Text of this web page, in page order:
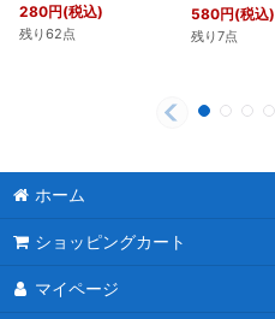
280円(税込)
残り62点
580円(税込)
残り7点
ホーム
ショッピングカート
マイページ